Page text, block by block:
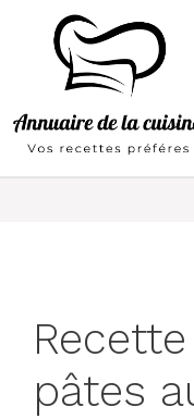
contenu
pâtes